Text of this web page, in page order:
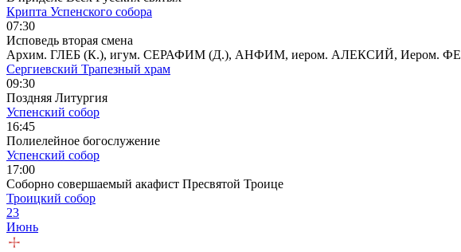
Крипта Успенского собора
07:30
Исповедь вторая смена
Архим. ГЛЕБ (К.), игум. СЕРАФИМ (Д.), АНФИМ, иером. АЛЕКСИЙ, Иером.
Сергиевский Трапезный храм
09:30
Поздняя Литургия
Успенский собор
16:45
Полиелейное богослужение
Успенский собор
17:00
Соборно совершаемый акафист Пресвятой Троице
Троицкий собор
23
Июнь